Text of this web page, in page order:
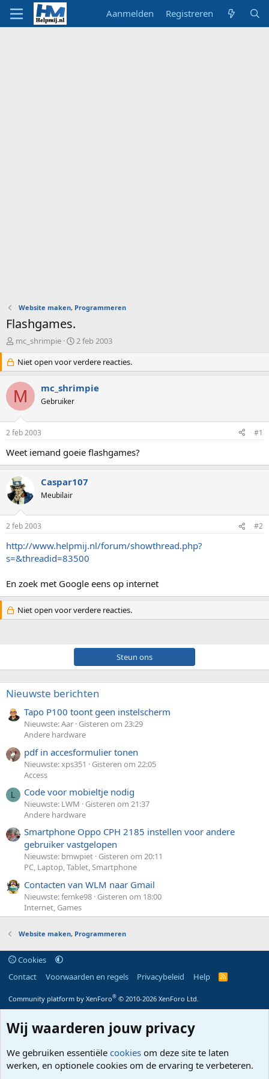
Aanmelden Registreren
Website maken, Programmeren
Flashgames.
O
d
e
r
w
e
p
s
t
a
t
e
r
mc_shrimpie
S
a
r
d
m
2 feb 2003
Niet open voor verdere reacties.
M mc_shrimpie
Gebruiker
2 feb 2003 #1
Weet iemand goeie flashgames?
Caspar107
Meubilair
2 feb 2003 #2
http://www.helpmij.nl/forum/showthread.php?
s=&threadid=83500
En zoek met Google eens op internet
Niet open voor verdere reacties.
Steun ons
Nieuwste berichten
Tapo P100 toont geen instelscherm
Nieuwste: Aar Gisteren om 23:29
Andere hardware
pdf in accesformulier tonen
Nieuwste: xps351
Gisteren om 22:05
Access
L Code voor mobieltje nodig
Nieuwste: LWM
Gisteren om 21:37
Andere hardware
Smartphone Oppo CPH 2185 instellen voor andere
gebruiker vastgelopen
Nieuwste: bmwpiet Gisteren om 20:11
PC, Laptop, Tablet, Smartphone
Contacten van WLM naar Gmail
Nieuwste: femke98 Gisteren om 18:00
Internet, Games
Website maken, Programmeren
Cookies
Contact
Voorwaarden en regels Privacybeleid Help
R
S
Community platform by XenForo® © 2010-2026 XenForo Ltd.
Wij waarderen jouw privacy
We gebruiken essentiële cookies om deze site te laten
werken, en optionele cookies om de ervaring te verbeteren.